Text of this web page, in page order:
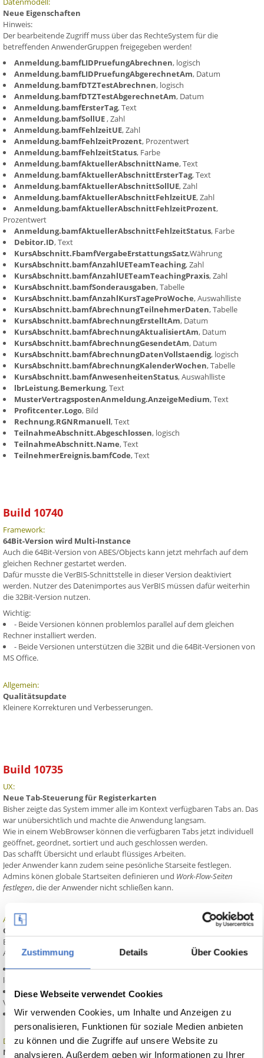
Zustimmung Details Über Cookies
Diese Webseite verwendet Cookies
Wir verwenden Cookies, um Inhalte und Anzeigen zu
personalisieren, Funktionen für soziale Medien anbieten
zu können und die Zugriffe auf unsere Website zu
analysieren. Außerdem geben wir Informationen zu Ihrer
Neue Eigenschaften
Hinweis:
Der bearbeitende Zugriff muss über das RechteSystem für die
betreffenden AnwenderGruppen freigegeben werden!
Anmeldung.bamfLIDPruefungAbrechnen, logisch
Anmeldung.bamfLIDPruefungAbgerechnetAm, Datum
Anmeldung.bamfDTZTestAbrechnen, logisch
Anmeldung.bamfDTZTestAbgerechnetAm, Datum
Anmeldung.bamfErsterTag, Text
Anmeldung.bamfSollUE, Zahl
Anmeldung.bamfFehlzeitUE, Zahl
Anmeldung.bamfFehlzeitProzent, Prozentwert
Anmeldung.bamfFehlzeitStatus, Farbe
Anmeldung.bamfAktuellerAbschnittName, Text
Anmeldung.bamfAktuellerAbschnittErsterTag, Text
Anmeldung.bamfAktuellerAbschnittSollUE, Zahl
Anmeldung.bamfAktuellerAbschnittFehlzeitUE, Zahl
Anmeldung.bamfAktuellerAbschnittFehlzeitProzent,
Prozentwert
Anmeldung.bamfAktuellerAbschnittFehlzeitStatus, Farbe
Debitor.ID, Text
KursAbschnitt.FbamfVergabeErstattungsSatz,Währung
KursAbschnitt.bamfAnzahlUETeamTeaching, Zahl
KursAbschnitt.bamfAnzahlUETeamTeachingPraxis, Zahl
KursAbschnitt.bamfSonderausgaben, Tabelle
KursAbschnitt.bamfAnzahlKursTageProWoche, Auswahlliste
KursAbschnitt.bamfAbrechnungTeilnehmerDaten, Tabelle
KursAbschnitt.bamfAbrechnungErstelltAm, Datum
KursAbschnitt.bamfAbrechnungAktualisiertAm, Datum
KursAbschnitt.bamfAbrechnungGesendetAm, Datum
KursAbschnitt.bamfAbrechnungDatenVollstaendig, logisch
KursAbschnitt.bamfAbrechnungKalenderWochen, Tabelle
KursAbschnitt.bamfAnwesenheitenStatus, Auswahlliste
lbrLeistung.Bemerkung, Text
MusterVertragspostenAnmeldung.AnzeigeMedium, Text
Profitcenter.Logo, Bild
Rechnung.RGNRmanuell, Text
TeilnahmeAbschnitt.Abgeschlossen, logisch
TeilnahmeAbschnitt.Name, Text
TeilnehmerEreignis.bamfCode, Text
Build 10740
Framework:
64Bit-Version wird Multi-Instance
Auch die 64Bit-Version von ABES/Objects kann jetzt mehrfach auf dem
gleichen Rechner gestartet werden.
Dafür musste die VerBIS-Schnittstelle in dieser Version deaktiviert
werden. Nutzer des Datenimportes aus VerBIS müssen dafür weiterhin
die 32Bit-Version nutzen.
Wichtig:
- Beide Versionen können problemlos parallel auf dem gleichen
Rechner installiert werden.
- Beide Versionen unterstützen die 32Bit und die 64Bit-Versionen von
MS Office.
Allgemein:
Qualitätsupdate
Kleinere Korrekturen und Verbesserungen.
Build 10735
UX:
Neue Tab-Steuerung für Registerkarten
Bisher zeigte das System immer alle im Kontext verfügbaren Tabs an. Das
war unübersichtlich und machte die Anwendung langsam.
Wie in einem WebBrowser können die verfügbaren Tabs jetzt individuell
geöffnet, geordnet, sortiert und auch geschlossen werden.
Das schafft Übersicht und erlaubt flüssiges Arbeiten.
Jeder Anwender kann zudem seine pesönliche Starseite festlegen.
Admins könen globale Startseiten definieren und Work-Flow-Seiten
festlegen, die der Anwender nicht schließen kann.
Allgemein:
Qualitätsupdate
Behebt eine Reihe von Problemen und verbessert die
Anwendererfahrung:
- WordDokumente ohne Anwenderzuordnung lassen sich nicht
löschen - behoben
- MS Windows Energiespar-Optionen verusachen Verlust der DB-
Verbindung - behoben
- LBR-Leistungsklassen-Struktur unvollständig - behoben
Datenmodell:
Neue Eigenschaften